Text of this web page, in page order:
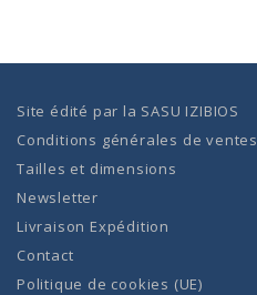
Site édité par la SASU IZIBIOS
Conditions générales de ventes
Tailles et dimensions
Newsletter
Livraison Expédition
Contact
Politique de cookies (UE)